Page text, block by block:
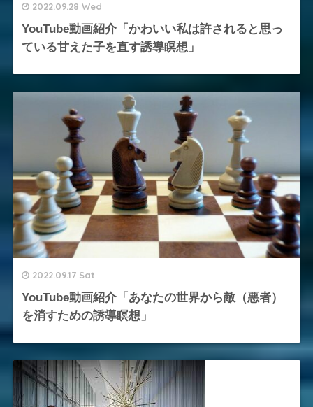
2022.09.28 Wed
YouTube動画紹介「かわいい私は許されると思っ
ている甘えた子を直す誘導瞑想」
2022.09.17 Sat
YouTube動画紹介「あなたの世界から敵（悪者）
を消すための誘導瞑想」